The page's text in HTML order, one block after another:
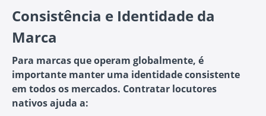
Consistência e Identidade da
Marca
Para marcas que operam globalmente, é
importante manter uma identidade consistente
em todos os mercados. Contratar locutores
nativos ajuda a: